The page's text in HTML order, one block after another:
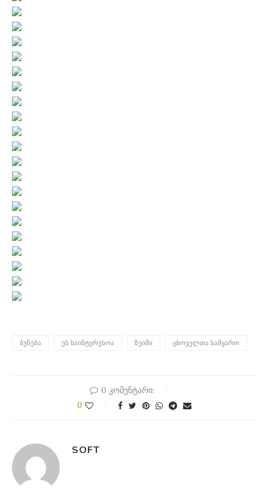
ᲑᲣᲜᲔᲑᲐ ᲔᲡ ᲡᲐᲘᲜᲢᲔᲠᲔᲡᲝᲐ ᲖᲔᲘᲛᲘ ᲪᲮᲝᲕᲔᲚᲗᲐ ᲡᲐᲛᲧᲐᲠᲝ
0 კომენტარი:
0
SOFT